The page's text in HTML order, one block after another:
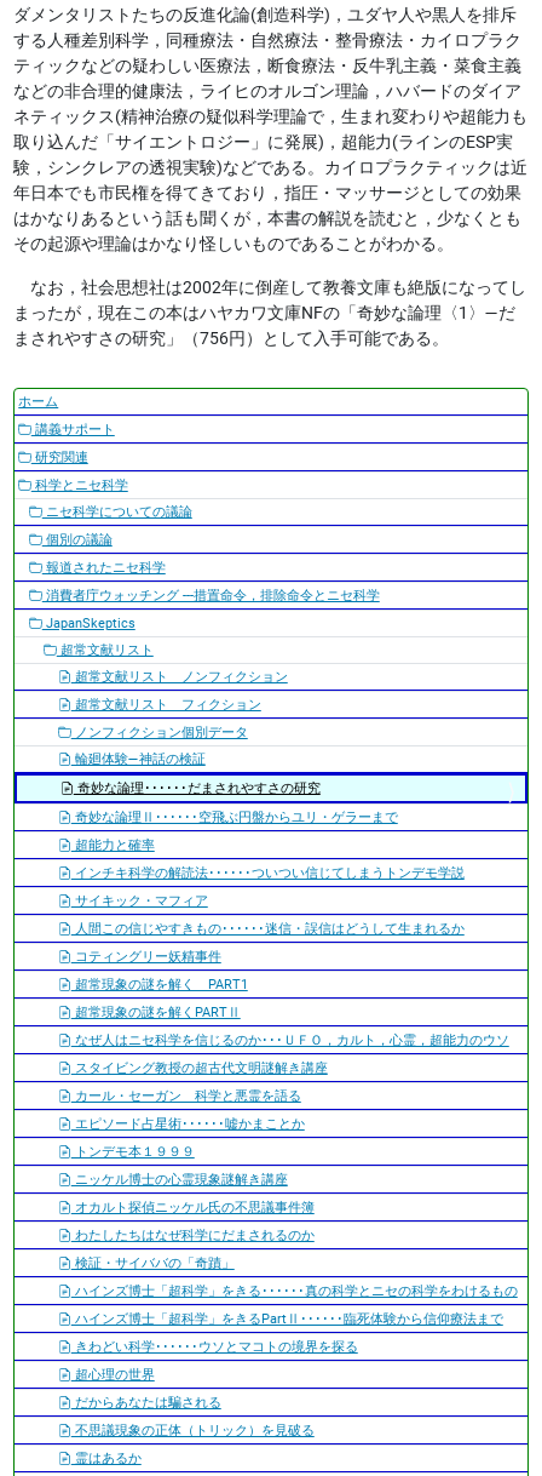
ダメンタリストたちの反進化論(創造科学)，ユダヤ人や黒人を排斥
する人種差別科学，同種療法・自然療法・整骨療法・カイロプラク
ティックなどの疑わしい医療法，断食療法・反牛乳主義・菜食主義
などの非合理的健康法，ライヒのオルゴン理論，ハバードのダイア
ネティックス(精神治療の疑似科学理論で，生まれ変わりや超能力も
取り込んだ「サイエントロジー」に発展)，超能力(ラインのESP実
験，シンクレアの透視実験)などである。カイロプラクティックは近
年日本でも市民権を得てきており，指圧・マッサージとしての効果
はかなりあるという話も聞くが，本書の解説を読むと，少なくとも
その起源や理論はかなり怪しいものであることがわかる。
なお，社会思想社は2002年に倒産して教養文庫も絶版になってし
まったが，現在この本はハヤカワ文庫NFの「奇妙な論理〈1〉―だ
まされやすさの研究」（756円）として入手可能である。
ナ
ビ
ゲ
ー
シ
ョ
ン
ホーム
講義サポート
研究関連
科学とニセ科学
ニセ科学についての議論
個別の議論
報道されたニセ科学
消費者庁ウォッチング ---措置命令，排除命令とニセ科学
JapanSkeptics
超常文献リスト
超常文献リスト ノンフィクション
超常文献リスト フィクション
ノンフィクション個別データ
輪廻体験―神話の検証
奇妙な論理･･････だまされやすさの研究
奇妙な論理Ⅱ･･････空飛ぶ円盤からユリ・ゲラーまで
超能力と確率
インチキ科学の解読法･･････ついつい信じてしまうトンデモ学説
サイキック・マフィア
人間この信じやすきもの･･････迷信・誤信はどうして生まれるか
コティングリー妖精事件
超常現象の謎を解く PART1
超常現象の謎を解くPARTⅡ
なぜ人はニセ科学を信じるのか･･･ＵＦＯ，カルト，心霊，超能力のウソ
スタイビング教授の超古代文明謎解き講座
カール・セーガン 科学と悪霊を語る
エピソード占星術･･････嘘かまことか
トンデモ本１９９９
ニッケル博士の心霊現象謎解き講座
オカルト探偵ニッケル氏の不思議事件簿
わたしたちはなぜ科学にだまされるのか
検証・サイババの「奇蹟」
ハインズ博士「超科学」をきる･･････真の科学とニセの科学をわけるもの
ハインズ博士「超科学」をきるPartⅡ･･････臨死体験から信仰療法まで
きわどい科学･･････ウソとマコトの境界を探る
超心理の世界
だからあなたは騙される
不思議現象の正体（トリック）を見破る
霊はあるか